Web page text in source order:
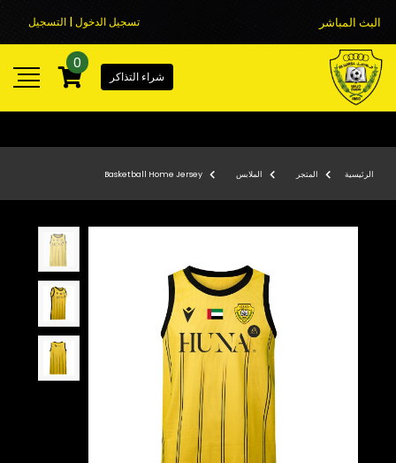
البث المباشر تسجيل الدخول | التسجيل
شراء التذاكر
0
الرئيسية المتجر الملابس Basketball Home Jersey